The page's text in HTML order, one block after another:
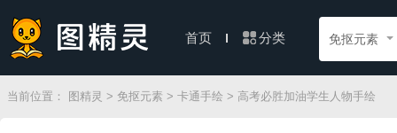
首页 分类 免抠元素
当前位置： 图精灵 > 免抠元素 > 卡通手绘 > 高考必胜加油学生人物手绘